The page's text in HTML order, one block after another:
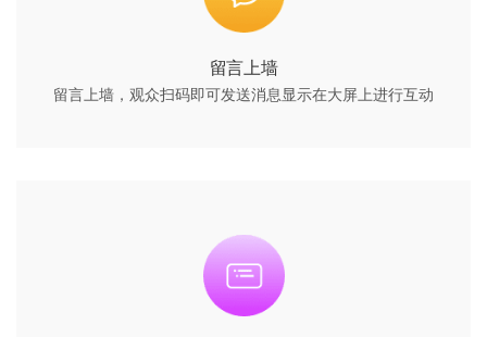
留言上墙
留言上墙，观众扫码即可发送消息显示在大屏上进行互动